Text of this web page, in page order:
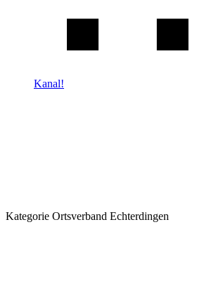
Kanal!
Kategorie Ortsverband Echterdingen